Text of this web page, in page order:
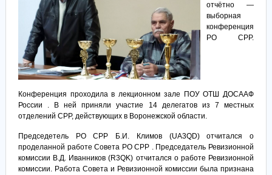
отчётно —
выборная
конференция
РО СРР.
Конференция проходила в лекционном зале ПОУ ОТШ ДОСААФ
России . В ней приняли участие 14 делегатов из 7 местных
отделений СРР, действующих в Воронежской области.
Председетель РО СРР Б.И. Климов (UA3QD) отчитался о
проделанной работе Совета РО СРР . Председатель Ревизионной
комиссии В.Д. Иванников (R3QK) отчитался о работе Ревизионной
комиссии. Работа Совета и Ревизионной комиссии была признана